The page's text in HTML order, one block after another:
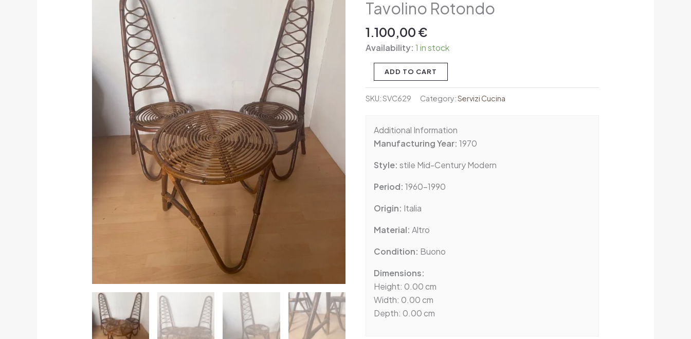
Tavolino Rotondo
1.100,00 €
Availability: 1 in stock
Rattan:
Sedie
con
e
Tavolino
quantity
ADD TO CART
SKU:SVC629 Category:Servizi Cucina
Additional Information
Manufacturing Year: 1970
Style: stile Mid-Century Modern
Period: 1960-1990
Origin: Italia
Material: Altro
Condition: Buono
Dimensions:
Height: 0.00 cm
Width: 0.00 cm
Depth: 0.00 cm